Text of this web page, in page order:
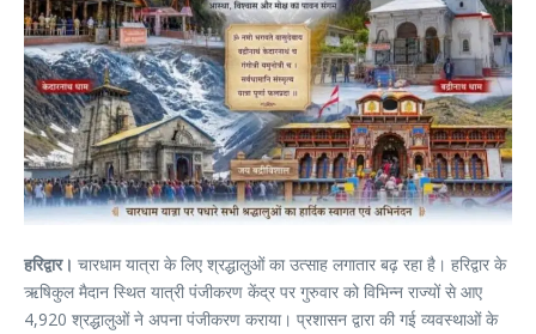
हरिद्वार। चारधाम यात्रा के लिए श्रद्धालुओं का उत्साह लगातार बढ़ रहा है। हरिद्वार के
ऋषिकुल मैदान स्थित यात्री पंजीकरण केंद्र पर गुरुवार को विभिन्न राज्यों से आए
4,920 श्रद्धालुओं ने अपना पंजीकरण कराया। प्रशासन द्वारा की गई व्यवस्थाओं के